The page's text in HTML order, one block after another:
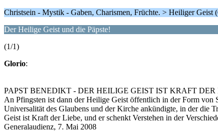
Christsein - Mystik - Gaben, Charismen, Früchte. > Heiliger Geist
Der Heilige Geist und die Päpste!
(1/1)
Glorio:
PAPST BENEDIKT - DER HEILIGE GEIST IST KRAFT DER
An Pfingsten ist dann der Heilige Geist öffentlich in der Form von
Universalität des Glaubens und der Kirche ankündigte, in der die
Geist ist Kraft der Liebe, und er schenkt Verstehen in der
Generalaudienz, 7. Mai 2008